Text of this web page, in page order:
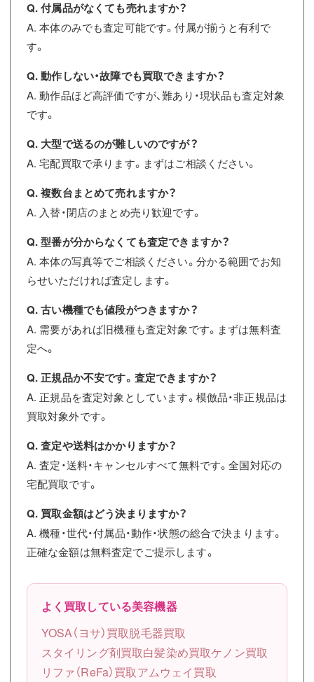
Q. 付属品がなくても売れますか？
A. 本体のみでも査定可能です。付属が揃うと有利で
す。
Q. 動作しない・故障でも買取できますか？
A. 動作品ほど高評価ですが、難あり・現状品も査定対象
です。
Q. 大型で送るのが難しいのですが？
A. 宅配買取で承ります。まずはご相談ください。
Q. 複数台まとめて売れますか？
A. 入替・閉店のまとめ売り歓迎です。
Q. 型番が分からなくても査定できますか？
A. 本体の写真等でご相談ください。分かる範囲でお知
らせいただければ査定します。
Q. 古い機種でも値段がつきますか？
A. 需要があれば旧機種も査定対象です。まずは無料査
定へ。
Q. 正規品か不安です。査定できますか？
A. 正規品を査定対象としています。模倣品・非正規品は
買取対象外です。
Q. 査定や送料はかかりますか？
A. 査定・送料・キャンセルすべて無料です。全国対応の
宅配買取です。
Q. 買取金額はどう決まりますか？
A. 機種・世代・付属品・動作・状態の総合で決まります。
正確な金額は無料査定でご提示します。
よく買取している美容機器
YOSA（ヨサ）買取脱毛器買取
スタイリング剤買取白髪染め買取ケノン買取
リファ（ReFa）買取アムウェイ買取